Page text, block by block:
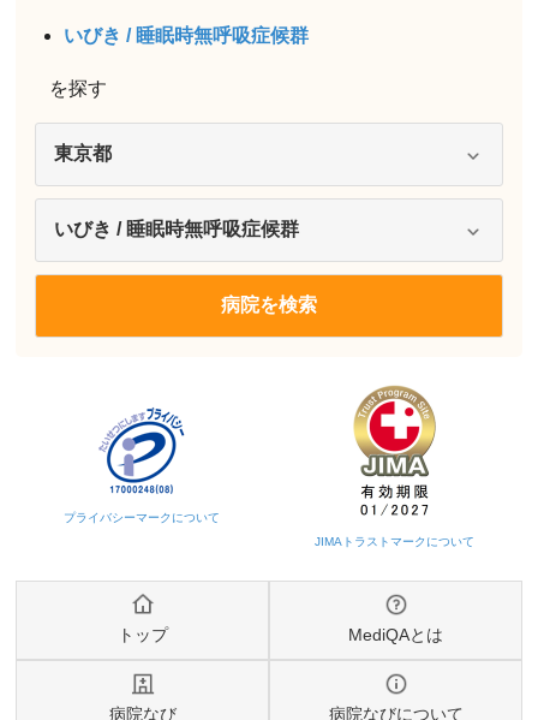
いびき / 睡眠時無呼吸症候群
を探す
トップ MediQAとは
病院なび 病院なびについて